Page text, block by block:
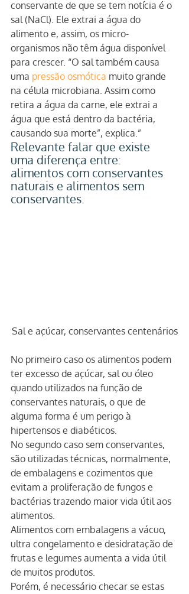
conservante de que se tem notícia é o
sal (NaCl). Ele extrai a água do
alimento e, assim, os micro-
organismos não têm água disponível
para crescer. “O sal também causa
uma pressão osmótica muito grande
na célula microbiana. Assim como
retira a água da carne, ele extrai a
água que está dentro da bactéria,
causando sua morte”, explica.”
Relevante falar que existe
uma diferença entre:
alimentos com conservantes
naturais e alimentos sem
conservantes.
Sal e açúcar, conservantes centenários
No primeiro caso os alimentos podem
ter excesso de açúcar, sal ou óleo
quando utilizados na função de
conservantes naturais, o que de
alguma forma é um perigo à
hipertensos e diabéticos.
No segundo caso sem conservantes,
são utilizadas técnicas, normalmente,
de embalagens e cozimentos que
evitam a proliferação de fungos e
bactérias trazendo maior vida útil aos
alimentos.
Alimentos com embalagens a vácuo,
ultra congelamento e desidratação de
frutas e legumes aumenta a vida útil
de muitos produtos.
Porém, é necessário checar se estas